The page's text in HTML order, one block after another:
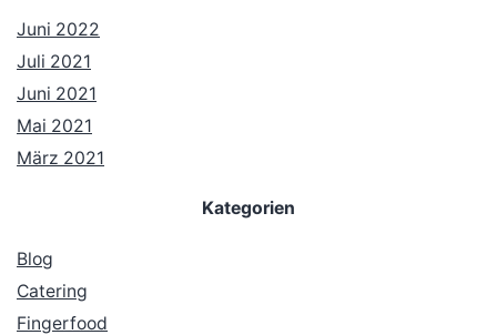
Juni 2022
Juli 2021
Juni 2021
Mai 2021
März 2021
Kategorien
Blog
Catering
Fingerfood